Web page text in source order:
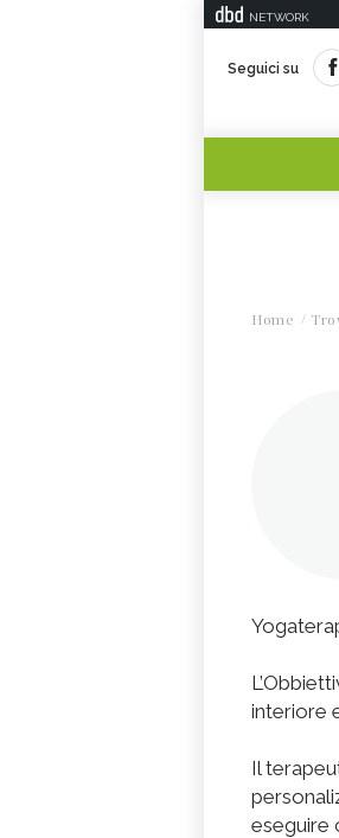
NETWORK
Seguici su
Home
interiore
Il
eseguire